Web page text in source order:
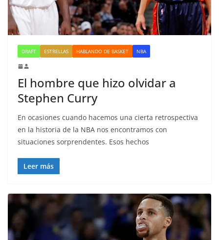
DRAFT ESTRELLAS HABLANDO DE BASKET NBA
El hombre que hizo olvidar a
Stephen Curry
En ocasiones cuando hacemos una cierta retrospectiva
en la historia de la NBA nos encontramos con
situaciones sorprendentes. Esos hechos
Leer más